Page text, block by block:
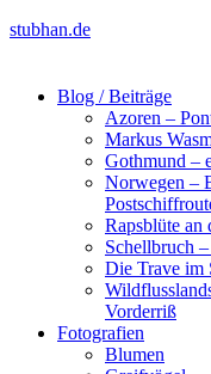
stubhan.de
Blog / Beiträge
Azoren –
Markus
Gothmund –
Norwegen –
Rapsblüte an
Schellbruch
Die Trave im
Vorderriß
Fotografien
Blumen